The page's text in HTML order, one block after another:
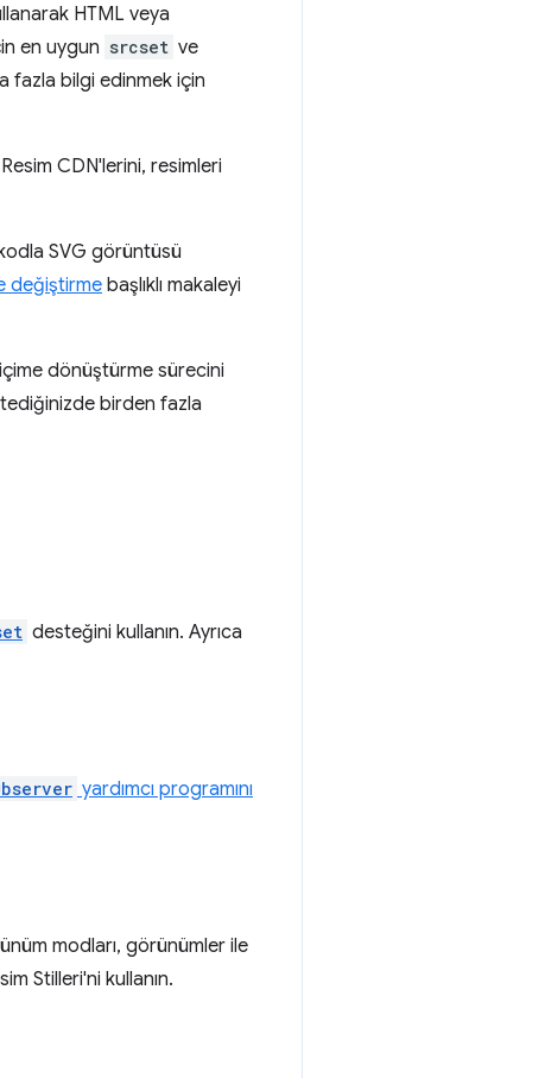
HTML veya
en uygun srcset ve
fazla bilgi edinmek için
CDN'lerini, resimleri
SVG görüntüsü
değiştirme başlıklı makaleyi
dönüştürme sürecini
birden fazla
desteğini kullanın. Ayrıca
yardımcı programını
modları, görünümler ile
Stilleri'ni kullanın.